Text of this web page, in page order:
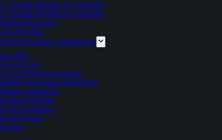
1.ª Divisão Distrital AF Santarém
2.ª Divisão Distrital AF Santarém
Futebol Formação
Liga INATEL
Futebol Feminino competições
Liga BPI
Taça da Liga
Taça de Portugal feminina
Futebol masculino competições
Futsal competições
Estatuto Editorial
Event Organizers
Event Venues
Eventos